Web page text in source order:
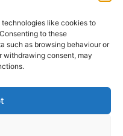
like cookies to
to these
such as browsing behaviour or
withdrawing consent, may
of Service)